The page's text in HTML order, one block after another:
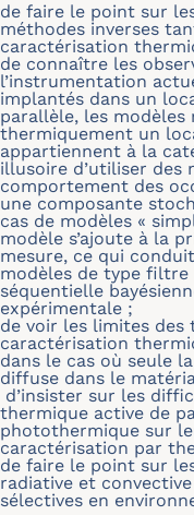
de faire le point sur
méthodes inverses
caractérisation
de connaître les
l’instrumentation
implantés dans un
parallèle, les
thermiquement un
appartiennent à la
illusoire d’utiliser des
comportement des
une composante
cas de modèles «
modèle s’ajoute à la
mesure, ce qui
modèles de type filtre
séquentielle
expérimentale ;
de voir les limites des
caractérisation
dans le cas où seule
diffuse dans le
d’insister sur les
thermique active de
photothermique sur
caractérisation par
de faire le point sur
radiative et
sélectives en